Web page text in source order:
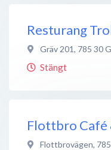
Resturang
Gräv 201, 785 30
Stängt
Flottbro Café
Flottbrovägen,